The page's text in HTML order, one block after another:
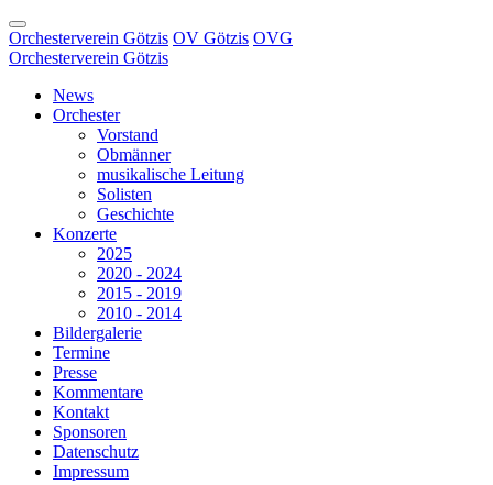
Orchesterverein Götzis OV Götzis OVG
Orchesterverein Götzis
News
Orchester
Vorstand
Obmänner
musikalische Leitung
Solisten
Geschichte
Konzerte
2025
2020 - 2024
2015 - 2019
2010 - 2014
Bildergalerie
Termine
Presse
Kommentare
Kontakt
Sponsoren
Datenschutz
Impressum